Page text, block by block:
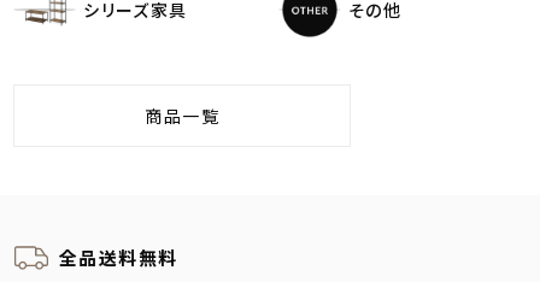
シリーズ家具 その他
商品一覧
全品送料無料